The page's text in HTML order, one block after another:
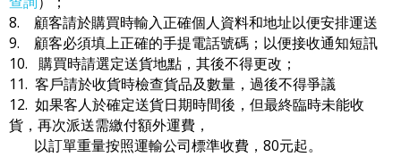
8. 顧客請於購買時輸入正確個人資料和地址以便安排運送
9. 顧客必須填上正確的手提電話號碼；以便接收通知短訊
10. 購買時請選定送貨地點，其後不得更改；
11. 客戶請於收貨時檢查貨品及數量，過後不得爭議
12. 如果客人於確定送貨日期時間後，但最終臨時未能收
貨，再次派送需繳付額外運費，
以訂單重量按照運輸公司標準收費，80元起。